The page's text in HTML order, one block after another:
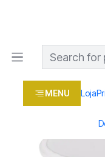
MENU Loja
Os melhores preços
Home Loja
LAMPADAS E LANTERNAS